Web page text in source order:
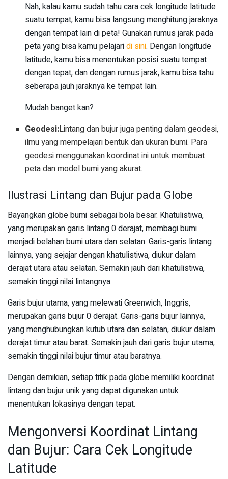
Nah, kalau kamu sudah tahu cara cek longitude latitude
suatu tempat, kamu bisa langsung menghitung jaraknya
dengan tempat lain di peta! Gunakan rumus jarak pada
peta yang bisa kamu pelajaridi sini. Dengan longitude
latitude, kamu bisa menentukan posisi suatu tempat
dengan tepat, dan dengan rumus jarak, kamu bisa tahu
seberapa jauh jaraknya ke tempat lain.
Mudah banget kan?
Geodesi:Lintang dan bujur juga penting dalam geodesi,
ilmu yang mempelajari bentuk dan ukuran bumi. Para
geodesi menggunakan koordinat ini untuk membuat
peta dan model bumi yang akurat.
Ilustrasi Lintang dan Bujur pada Globe
Bayangkan globe bumi sebagai bola besar. Khatulistiwa,
yang merupakan garis lintang 0 derajat, membagi bumi
menjadi belahan bumi utara dan selatan. Garis-garis lintang
lainnya, yang sejajar dengan khatulistiwa, diukur dalam
derajat utara atau selatan. Semakin jauh dari khatulistiwa,
semakin tinggi nilai lintangnya.
Garis bujur utama, yang melewati Greenwich, Inggris,
merupakan garis bujur 0 derajat. Garis-garis bujur lainnya,
yang menghubungkan kutub utara dan selatan, diukur dalam
derajat timur atau barat. Semakin jauh dari garis bujur utama,
semakin tinggi nilai bujur timur atau baratnya.
Dengan demikian, setiap titik pada globe memiliki koordinat
lintang dan bujur unik yang dapat digunakan untuk
menentukan lokasinya dengan tepat.
Mengonversi Koordinat Lintang
dan Bujur: Cara Cek Longitude
Latitude